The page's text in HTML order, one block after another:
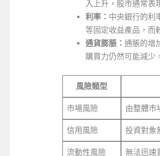
入上升，股市通常表
利率： 中央銀行的利
等固定收益產品，而
通貨膨脹： 通脹的增
購買力仍然可能減少
風險類型
市場風險 由整體市
信用風險 投資對象
流動性風險 無法迅速